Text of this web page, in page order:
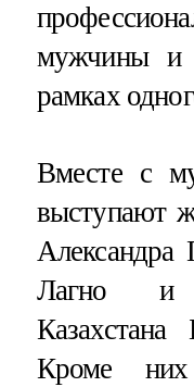
мужчины и
рамках
Вместе с
выступают
Александра
Лагно и
Казахстана
Кроме